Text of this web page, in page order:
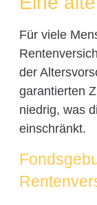
Für viele
der
garantierten
niedrig, was
einschränkt.